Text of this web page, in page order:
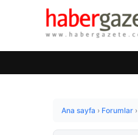
Ana sayfa › Forumlar ›